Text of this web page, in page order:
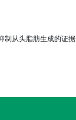
从头脂肪生成的证